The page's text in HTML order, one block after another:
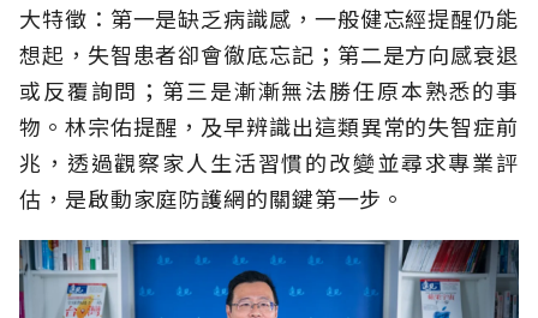
大特徵：第一是缺乏病識感，一般健忘經提醒仍能
想起，失智患者卻會徹底忘記；第二是方向感衰退
或反覆詢問；第三是漸漸無法勝任原本熟悉的事
物。林宗佑提醒，及早辨識出這類異常的失智症前
兆，透過觀察家人生活習慣的改變並尋求專業評
估，是啟動家庭防護網的關鍵第一步。